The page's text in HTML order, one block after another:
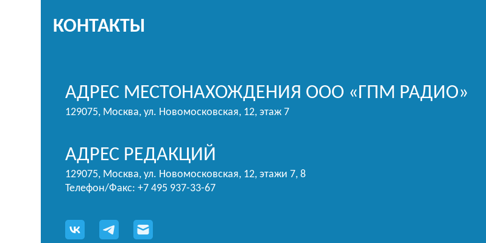
КОНТАКТЫ
АДРЕС МЕСТОНАХОЖДЕНИЯ ООО «ГПМ РАДИО»
129075, Москва, ул. Новомосковская, 12, этаж 7
АДРЕС РЕДАКЦИЙ
129075, Москва, ул. Новомосковская, 12, этажи 7, 8
Телефон/Факс: +7 495 937-33-67